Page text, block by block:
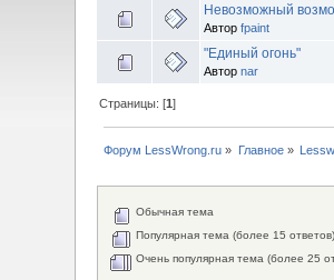
Невозможный
Авторfpaint
"Единый огонь"
Авторnar
Страницы: [1]
Форум LessWrong.ru » Главное»
Обычная тема
Популярная тема (более 15 ответов)
Очень популярная тема (более 25